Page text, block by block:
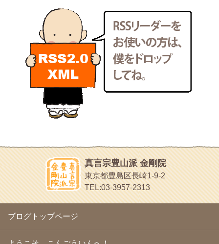
2011年6月(13)
2011年5月
2011年4月
(17)
2011年3月(15)
2011年2月(22)
2011年1月(22)
2010年12月(21)
2010年11月
(14)
2010年9月(16)
(13)
2010年5月(22)
2010年4月(25)
2010年3月(22)
2010年2月
(23)
2010年1月(23)
2009年12月(18)
2009年10月(20)
2009年9月(20)
2009年8月 (18)
新聞屋の道具箱
新聞社で使われる用語の解説など
makotoさんの御符内巡礼記
東京の巡礼記です
POLYHEDON
いろいろなことが書いてあるよ
bunchan
あちこち行って！
目白鍼灸院
日本人の繊細な体質にあわせた、やさしく気持ちよい鍼灸治療で
ほうげん日記
放言じゃなくて和尚さんの名前だよ
面白いサイトみつけたよ。
ヘェ～という感じ
chocolab.Air♪DIALY
ラブラドールのワンちゃんがかわいいよ
真言宗豊山派 金剛院
東京都豊島区長崎1-9-2
TEL:03-3957-2313
ブログトップページ